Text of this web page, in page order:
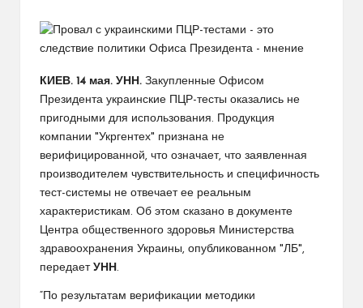
КИЕВ. 14 мая. УНН. Закупленные Офисом
Президента украинские ПЦР-тесты оказались не
пригодными для использования. Продукция
компании "Укргентех" признана не
верифицированной, что означает, что заявленная
производителем чувствительность и специфичность
тест-системы не отвечает ее реальным
характеристикам. Об этом сказано в документе
Центра общественного здоровья Министерства
здравоохранения Украины, опубликованном "ЛБ",
передает УНН
“По результатам верификации методики